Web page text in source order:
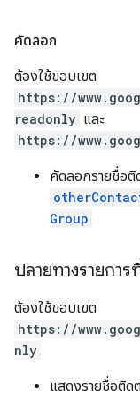
คัดลอก
ต้องใช้ขอบเขต
https://
readonly และ
https://
คัดลอกรายชื่อติ
Group
ปลายทางรายการ
ต้องใช้ขอบเขต
https://
nly
แสดงรายชื่อติด